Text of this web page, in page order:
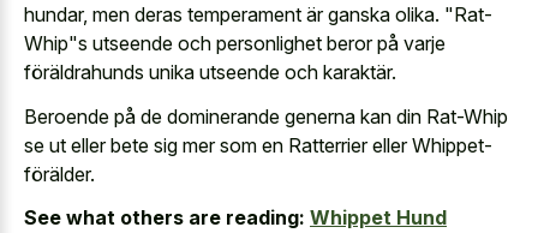
hundar, men deras temperament är ganska olika. "Rat-
Whip"s utseende och personlighet beror på varje
föräldrahunds unika utseende och karaktär.
Beroende på de dominerande generna kan din Rat-Whip
se ut eller bete sig mer som en Ratterrier eller Whippet-
förälder.
See what others are reading: Whippet Hund